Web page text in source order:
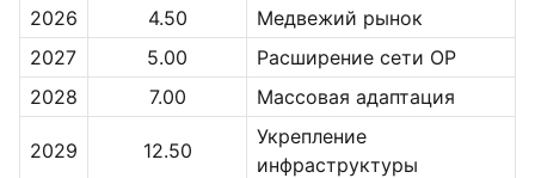
2026
4.50
Медвежий рынок
2027
5.00
Расширение сети OP
2028
7.00 Массовая адаптация
2029 12.50
Укрепление
инфраструктуры